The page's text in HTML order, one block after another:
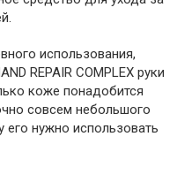
использования,
REPAIR COMPLEX руки
коже понадобится
совсем небольшого
его нужно использовать